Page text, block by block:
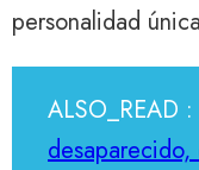
personalidad
ALSO_READ :